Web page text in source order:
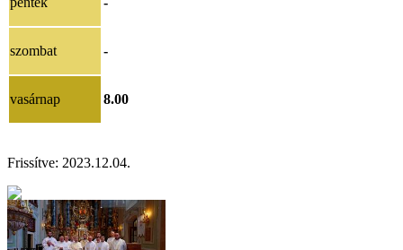
szombat -
vasárnap 8.00
Frissítve: 2023.12.04.